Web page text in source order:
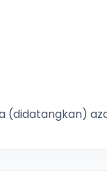
(didatangkan)